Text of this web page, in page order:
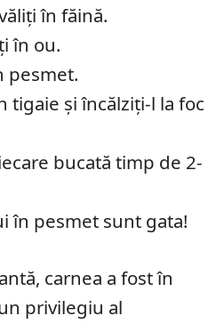
în făină.
în ou.
pesmet.
tigaie și încălziți-l la foc
bucată timp de 2-
în pesmet sunt gata!
carnea a fost în
privilegiu al